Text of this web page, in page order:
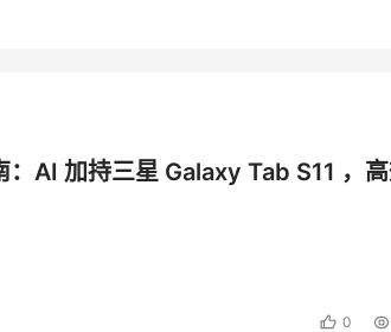
一批龙头企业，产业规模连续多年稳居内地
新一轮变革。同时，作为CITE 2025的举办
器件到高端智能制造的全方位产业链，重点
向全球展示粤港澳大湾区电子信息产业的领
AI 加持三星 Galaxy Tab S11 ，
0